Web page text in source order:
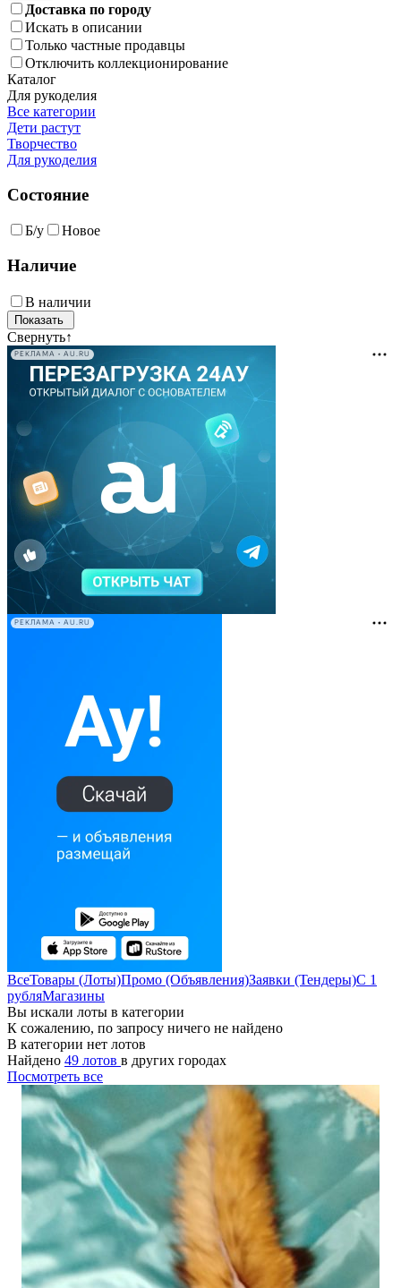
Доставка по городу
Искать в описании
Только частные продавцы
Отключить коллекционирование
Каталог
Для рукоделия
Все категории
Дети растут
Творчество
Для рукоделия
Состояние
Б/у Новое
Наличие
В наличии
Свернуть↑
РЕКЛАМА • AU.RU
РЕКЛАМА • AU.RU
ВсеТовары (Лоты)Промо (Объявления)Заявки (Тендеры)С 1
рубляМагазины
Вы искали лоты в категории
К сожалению, по запросу ничего не найдено
В категории нет лотов
Найдено 49 лотов в других городах
Посмотреть все